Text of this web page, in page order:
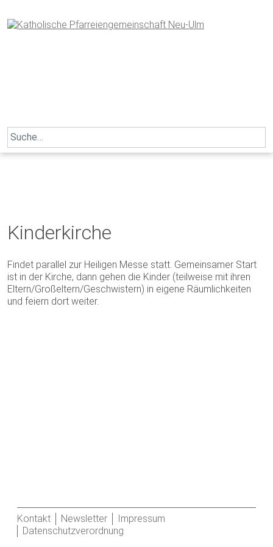
to
content
Search
for:
Kinderkirche
Findet parallel zur Heiligen Messe statt. Gemeinsamer Start
ist in der Kirche, dann gehen die Kinder (teilweise mit ihren
Eltern/Großeltern/Geschwistern) in eigene Räumlichkeiten
und feiern dort weiter.
Kontakt Newsletter
Impressum
Datenschutzverordnung